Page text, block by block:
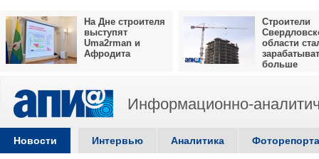
На Дне строителя
выступят
Uma2rman и
Афродита
Строители
области
больше
Информационно-
Новости Интервью Аналитика